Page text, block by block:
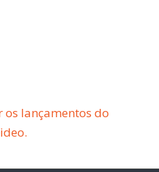
os lançamentos do